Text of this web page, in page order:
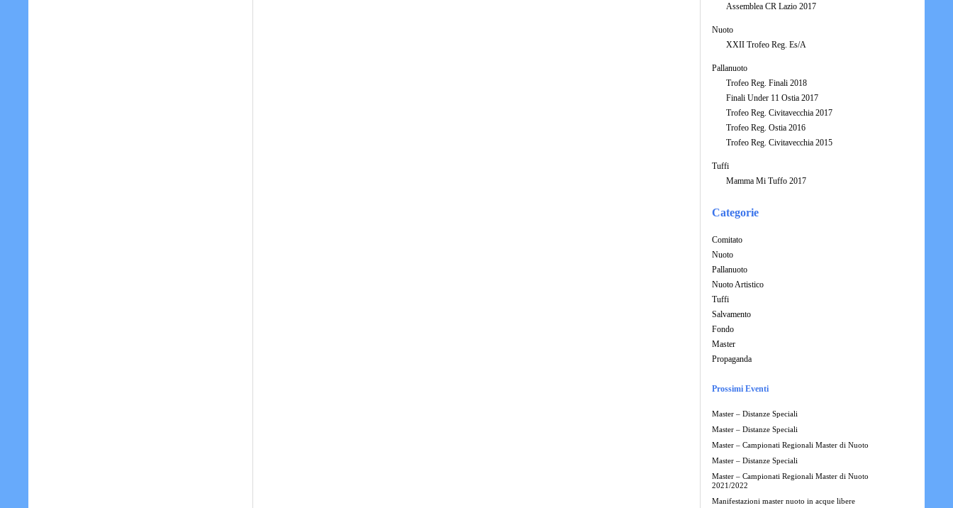
Assemblea CR Lazio 2017
Nuoto
XXII Trofeo Reg. Es/A
Pallanuoto
Trofeo Reg. Finali 2018
Finali Under 11 Ostia 2017
Trofeo Reg. Civitavecchia 2017
Trofeo Reg. Ostia 2016
Trofeo Reg. Civitavecchia 2015
Tuffi
Mamma Mi Tuffo 2017
Categorie
Comitato
Nuoto
Pallanuoto
Nuoto Artistico
Tuffi
Salvamento
Fondo
Master
Propaganda
Prossimi Eventi
Master – Distanze Speciali
Master – Distanze Speciali
Master – Campionati Regionali Master di Nuoto
Master – Distanze Speciali
Master – Campionati Regionali Master di Nuoto
2021/2022
Manifestazioni master nuoto in acque libere